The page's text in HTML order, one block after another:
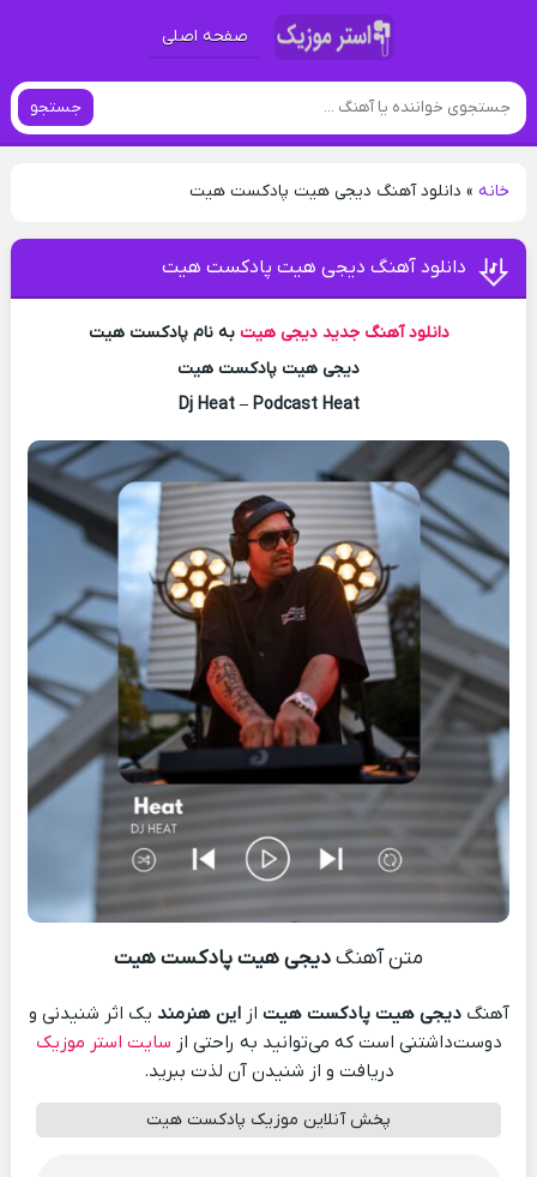
صفحه اصلی
جستجو
خانه» دانلود آهنگ دیجی هیت پادکست هیت
دانلود آهنگ دیجی هیت پادکست هیت
دانلود آهنگ جدید دیجی هیت به نام پادکست هیت
دیجی هیت پادکست هیت
Dj Heat – Podcast Heat
متن آهنگدیجی هیت پادکست هیت
آهنگدیجی هیت پادکست هیت ازاین هنرمند یک اثر شنیدنی و
دوست‌داشتنی است که می‌توانید به راحتی از سایت استر موزیک
دریافت و از شنیدن آن لذت ببرید.
پخش آنلاین موزیک پادکست هیت